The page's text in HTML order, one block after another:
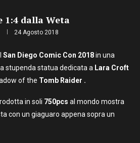
1:4 dalla Weta
24 Agosto 2018
San Diego Comic Con 2018in una
stupenda statua dedicata a Lara Croft
of the Tomb Raider .
in soli 750pcs al mondo mostra
con un giaguaro appena sopra un